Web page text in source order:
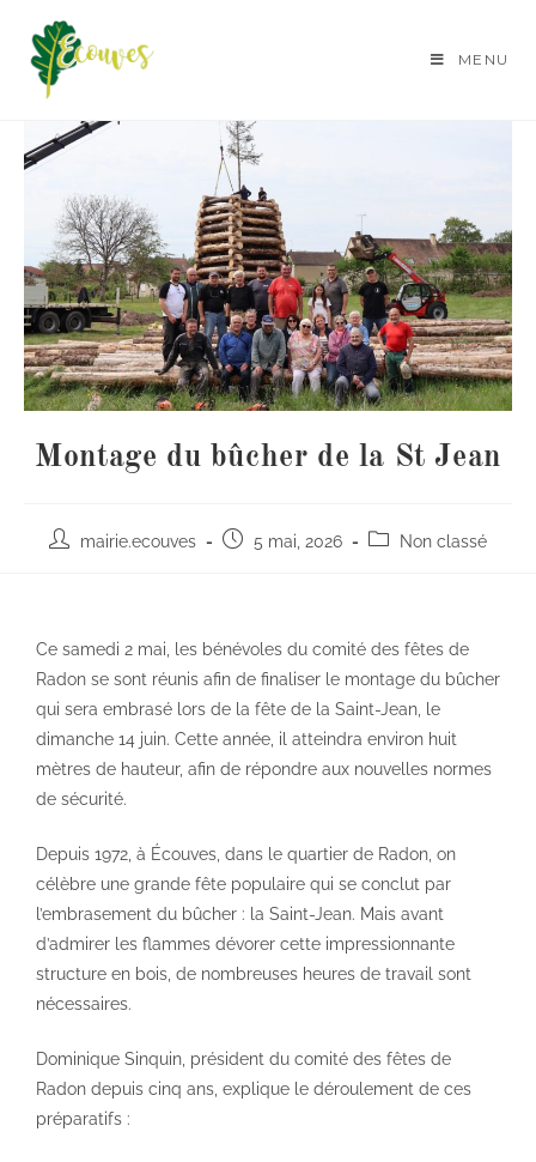
MENU
Montage du bûcher de la St Jean
mairie.ecouves 5 mai, 2026 Non classé
Ce samedi 2 mai, les bénévoles du comité des fêtes de
Radon se sont réunis afin de finaliser le montage du bûcher
qui sera embrasé lors de la fête de la Saint-Jean, le
dimanche 14 juin. Cette année, il atteindra environ huit
mètres de hauteur, afin de répondre aux nouvelles normes
de sécurité.
Depuis 1972, à Écouves, dans le quartier de Radon, on
célèbre une grande fête populaire qui se conclut par
l’embrasement du bûcher : la Saint-Jean. Mais avant
d’admirer les flammes dévorer cette impressionnante
structure en bois, de nombreuses heures de travail sont
nécessaires.
Dominique Sinquin, président du comité des fêtes de
Radon depuis cinq ans, explique le déroulement de ces
préparatifs :